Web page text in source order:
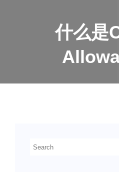
什么是
S